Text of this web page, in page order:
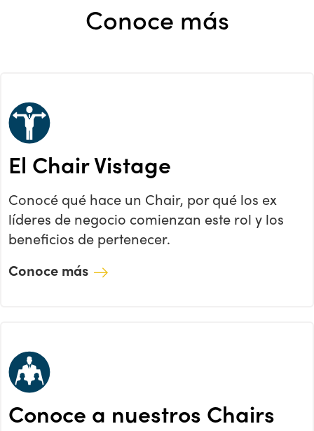
Conoce más
El Chair Vistage
Conocé qué hace un Chair, por qué los ex
líderes de negocio comienzan este rol y los
beneficios de pertenecer.
Conoce más
Conoce a nuestros Chairs